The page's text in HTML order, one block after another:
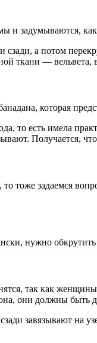
и задумываются, как
а потом
ткани — вельвета,
которая
то есть имела
Получается,
тоже задаемся
нужно
так как
они должны быть
завязывают на